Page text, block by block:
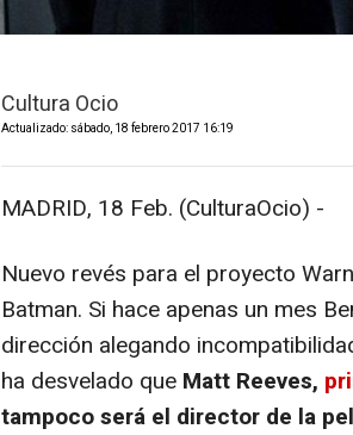
Cultura Ocio
Actualizado: sábado, 18 febrero 2017 16:19
MADRID, 18 Feb. (CulturaOcio) -
Nuevo revés para el proyecto
Batman. Si hace apenas un mes
dirección alegando
ha desvelado que Matt Reeves,
tampoco será el director de la